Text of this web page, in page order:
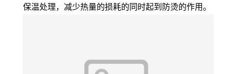
保温处理，减少热量的损耗的同时起到防烫的作用。